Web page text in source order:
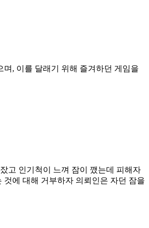
, 이를 달래기 위해 즐겨하던 게임을
고 인기척이 느껴 잠이 깼는데 피해자
에 대해 거부하자 의뢰인은 자던 잠을